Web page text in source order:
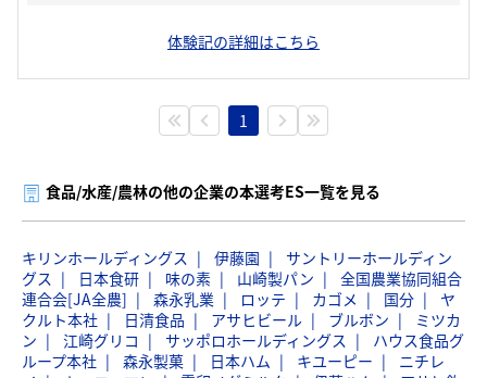
体験記の詳細はこちら
1
食品/水産/農林の他の企業の本選考ES一覧を見る
キリンホールディングス 伊藤園
サントリーホールディン
グス
日本食研 味の素 山崎製パン
全国農業協同組合
連合会[JA全農]
森永乳業 ロッテ カゴメ 国分
ヤ
クルト本社
日清食品 アサヒビール ブルボン
ミツカ
ン
江崎グリコ サッポロホールディングス
ハウス食品グ
ループ本社
森永製菓 日本ハム キユーピー
ニチレ